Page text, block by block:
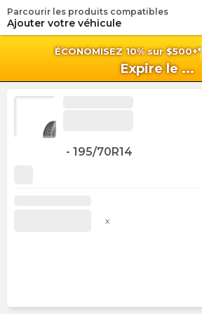
ÉCONOMISEZ 10% sur $500+*
Expire le ...
Parcourir les produits compatibles
Ajouter votre véhicule
- 195/70R14
x